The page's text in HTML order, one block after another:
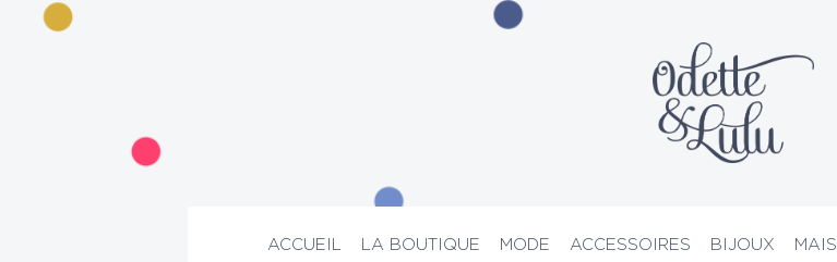
ACCUEIL LA BOUTIQUE MODE ACCESSOIRES BIJOUX